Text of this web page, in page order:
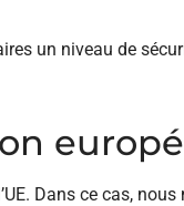
un niveau de
Dans ce cas,